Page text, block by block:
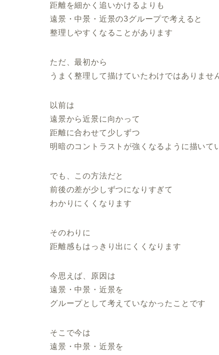
距離を細かく追いかけるよりも
遠景・中景・近景の3グループで考えると
整理しやすくなることがあります
ただ、最初から
うまく整理して描けていたわけではありませ
以前は
遠景から近景に向かって
距離に合わせて少しずつ
明暗のコントラストが強くなるように描いて
でも、この方法だと
前後の差が少しずつになりすぎて
わかりにくくなります
そのわりに
距離感もはっきり出にくくなります
今思えば、原因は
遠景・中景・近景を
グループとして考えていなかったことです
そこで今は
遠景・中景・近景を